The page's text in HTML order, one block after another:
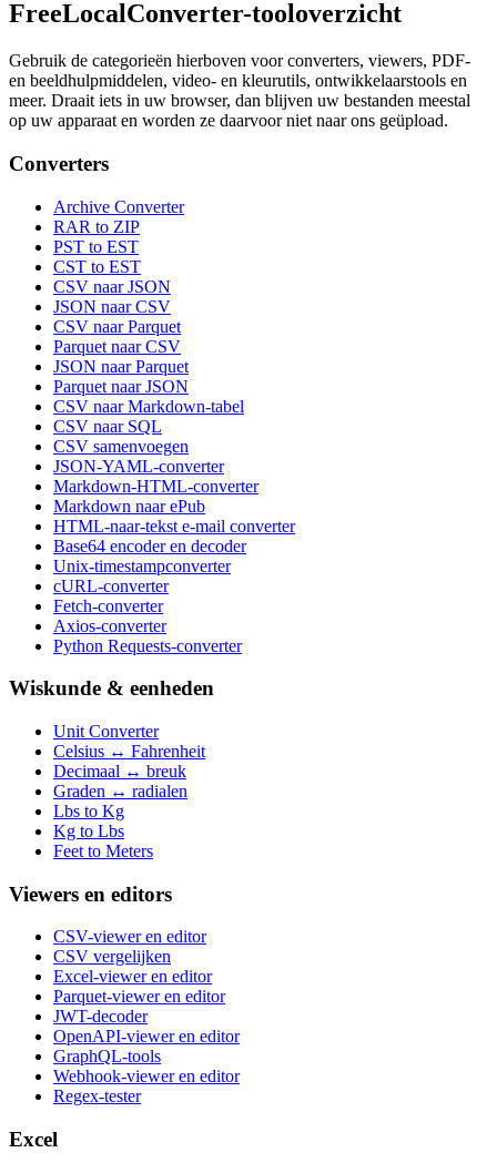
FreeLocalConverter-tooloverzicht
Gebruik de categorieën hierboven voor converters, viewers, PDF-
en beeldhulpmiddelen, video- en kleurutils, ontwikkelaarstools en
meer. Draait iets in uw browser, dan blijven uw bestanden meestal
op uw apparaat en worden ze daarvoor niet naar ons geüpload.
Converters
Archive Converter
RAR to ZIP
PST to EST
CST to EST
CSV naar JSON
JSON naar CSV
CSV naar Parquet
Parquet naar CSV
JSON naar Parquet
Parquet naar JSON
CSV naar Markdown-tabel
CSV naar SQL
CSV samenvoegen
JSON-YAML-converter
Markdown-HTML-converter
Markdown naar ePub
HTML-naar-tekst e-mail converter
Base64 encoder en decoder
Unix-timestampconverter
cURL-converter
Fetch-converter
Axios-converter
Python Requests-converter
Wiskunde & eenheden
Unit Converter
Celsius ↔ Fahrenheit
Decimaal ↔ breuk
Graden ↔ radialen
Lbs to Kg
Kg to Lbs
Feet to Meters
Viewers en editors
CSV-viewer en editor
CSV vergelijken
Excel-viewer en editor
Parquet-viewer en editor
JWT-decoder
OpenAPI-viewer en editor
GraphQL-tools
Webhook-viewer en editor
Regex-tester
Excel